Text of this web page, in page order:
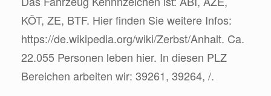
KÖT, ZE, BTF. Hier finden Sie weitere Infos:
https://de.wikipedia.org/wiki/Zerbst/Anhalt. Ca.
22.055 Personen leben hier. In diesen PLZ
Bereichen arbeiten wir: 39261, 39264, /.